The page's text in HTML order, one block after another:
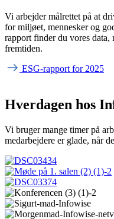
Vi arbejder målrettet på at
for miljøet, mennesker og
rapport finder du vores
fremtiden.
ESG-rapport for 2025
Hverdagen hos
Vi bruger mange timer på
medarbejdere er glade, når